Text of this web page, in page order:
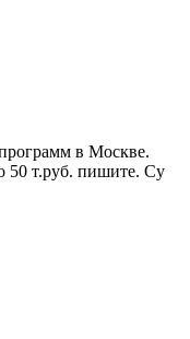
в Москве.
50 т.руб. пишите. Су